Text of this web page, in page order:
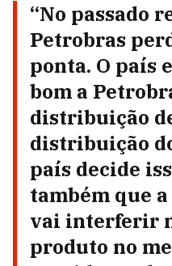
“No passado
Petrobras
ponta. O país
bom a
distribuição
distribuição
país decide
também que
vai interferir
produto no